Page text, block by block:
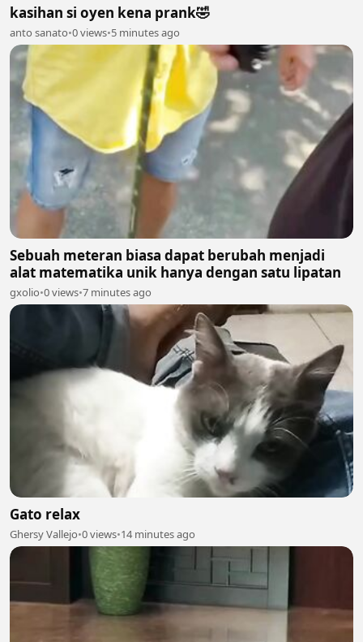
kasihan si oyen kena prank🤣
anto sanato•0 views•5 minutes ago
Sebuah meteran biasa dapat berubah menjadi
alat matematika unik hanya dengan satu lipatan
gxolio•0 views•7 minutes ago
Gato relax
Ghersy Vallejo•0 views•14 minutes ago